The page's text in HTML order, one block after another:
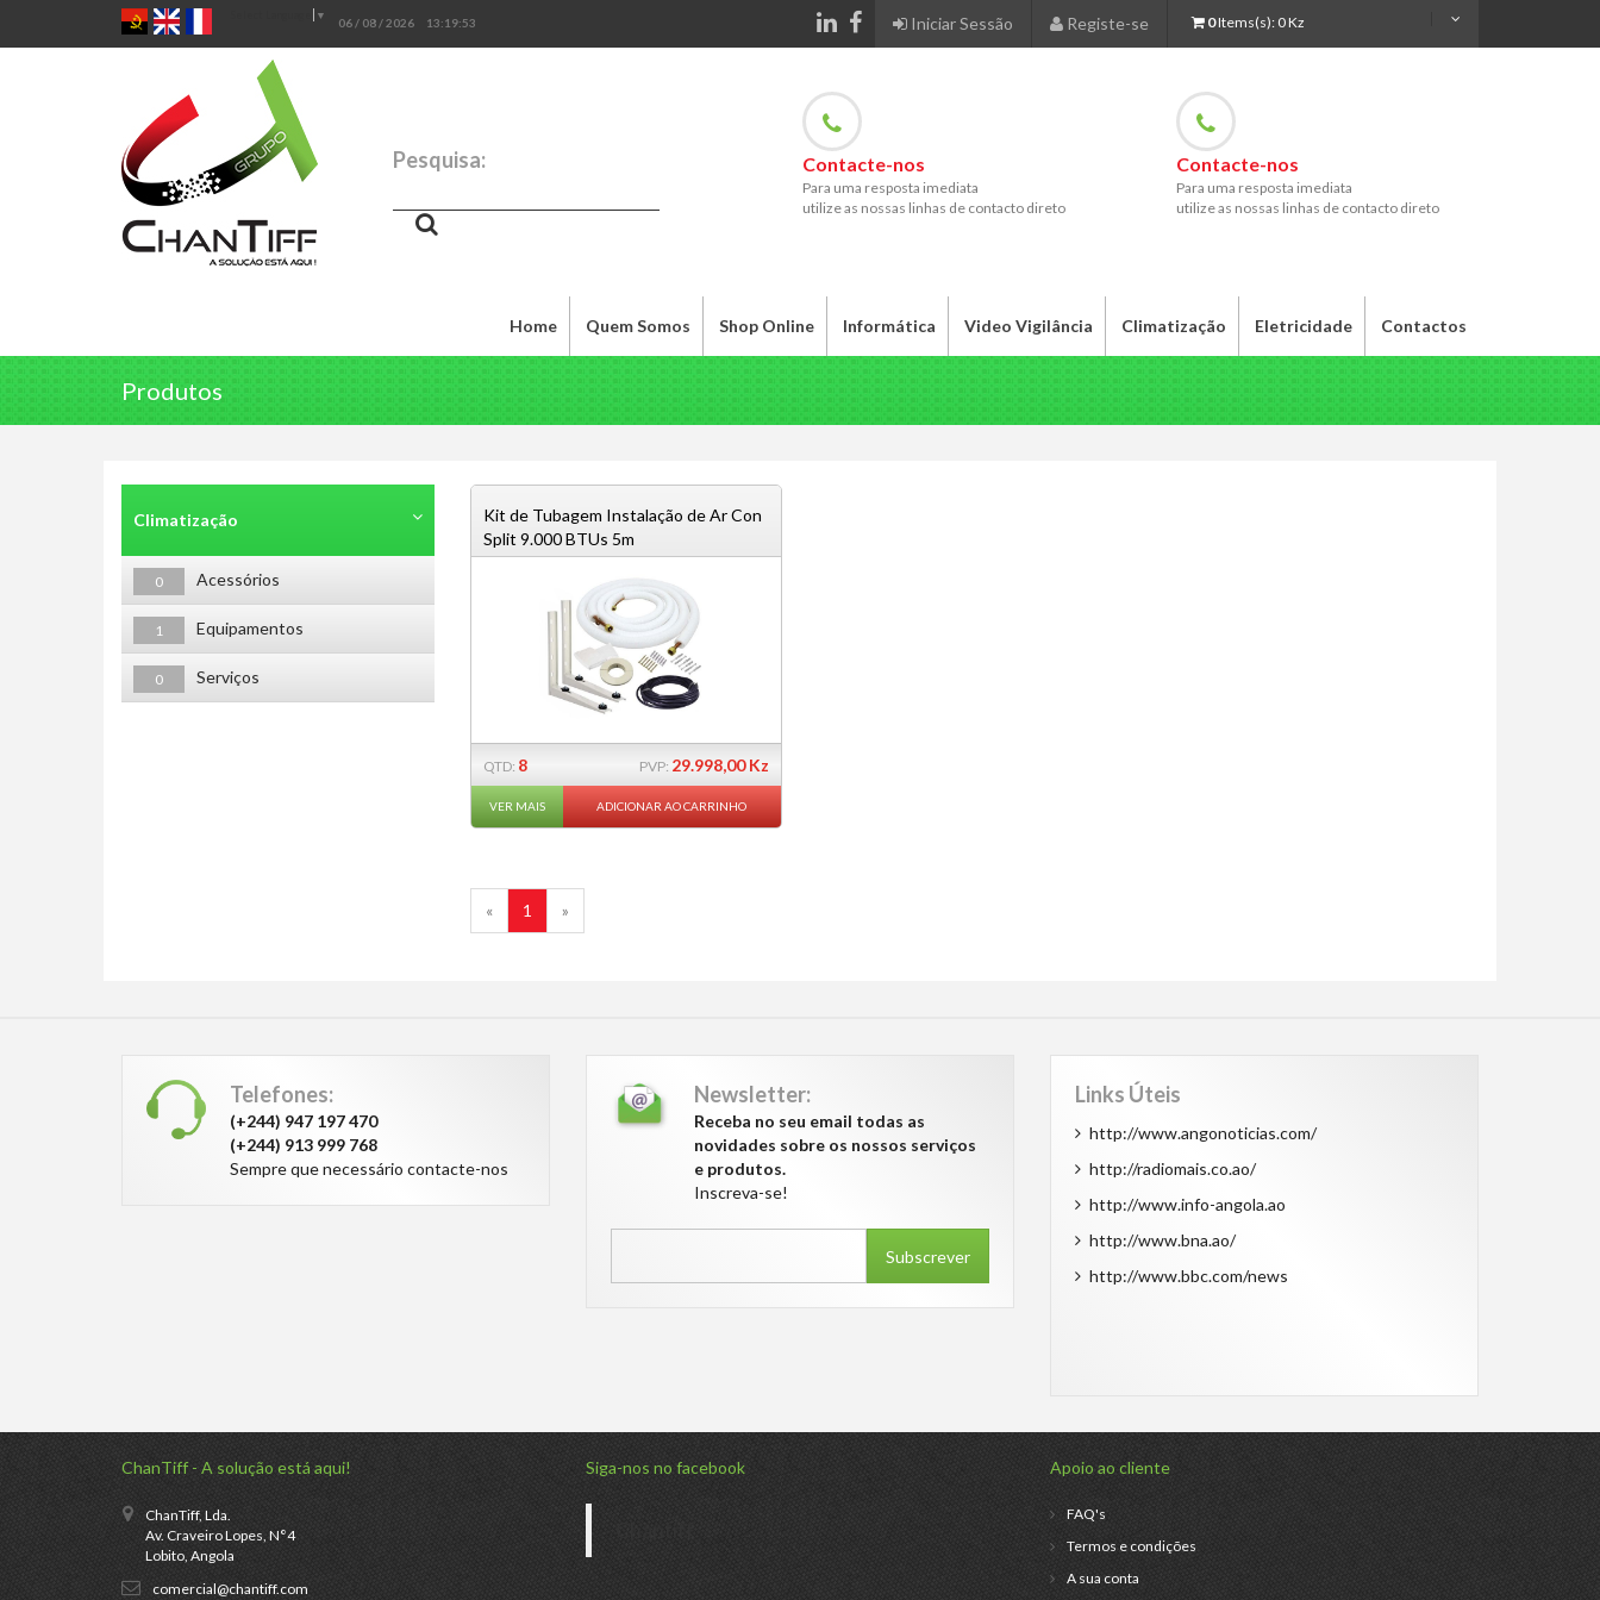
▼
06 / 08 / 2026 13:19:54 0Items(s): 0 Kz
Registe-se
Iniciar Sessão
Pesquisa: Contacte-nos
Para uma resposta imediata
utilize as nossas linhas de contacto direto
Contacte-nos
Para uma resposta imediata
utilize as nossas linhas de contacto direto
Home Quem Somos Shop Online Informática Video Vigilância Climatização Eletricidade Contactos
Produtos
Climatização
0 Acessórios
1 Equipamentos
0 Serviços
Kit de Tubagem Instalação de Ar Con
Split 9.000 BTUs 5m
QTD: 8 PVP: 29.998,00 Kz
VER MAIS ADICIONAR AO CARRINHO
« 1 »
Telefones:
(+244) 947 197 470
(+244) 913 999 768
Sempre que necessário contacte-nos
Newsletter:
Receba no seu email todas as
novidades sobre os nossos serviços
e produtos.
Inscreva-se!
Subscrever
Links Úteis
http://www.angonoticias.com/
http://radiomais.co.ao/
http://www.info-angola.ao
http://www.bna.ao/
http://www.bbc.com/news
ChanTiff - A solução está aqui!
ChanTiff, Lda.
Av. Craveiro Lopes, N°4
Lobito, Angola
comercial@chantiff.com
Siga-nos no facebook Apoio ao cliente
FAQ's
Termos e condições
A sua conta